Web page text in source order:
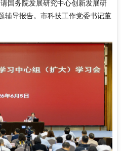
国务院发展研究中心创新发展研
辅导报告。市科技工作党委书记董